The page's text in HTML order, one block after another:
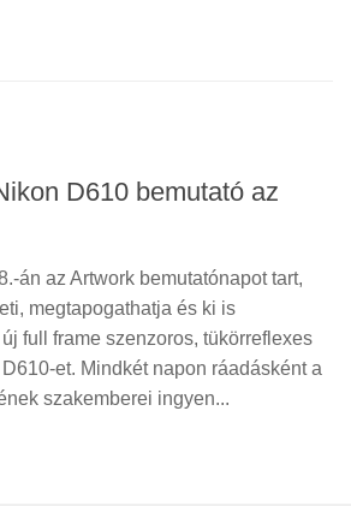
D610 bemutató az
án az Artwork bemutatónapot tart,
megtapogathatja és ki is
full frame szenzoros, tükörreflexes
et. Mindkét napon ráadásként a
szakemberei ingyen...